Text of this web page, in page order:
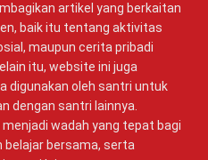
artikel yang berkaitan
baik itu tentang aktivitas
maupun cerita pribadi
itu, website ini juga
digunakan oleh santri untuk
dengan santri lainnya.
wadah yang tepat bagi
belajar bersama, serta